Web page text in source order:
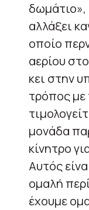
δωμάτιο»,
αλλάξει
οποίο
αερίου
κει στην
τρόπος με
μονάδα
κίνητρο
Αυτός
ομαλή
έχουμε